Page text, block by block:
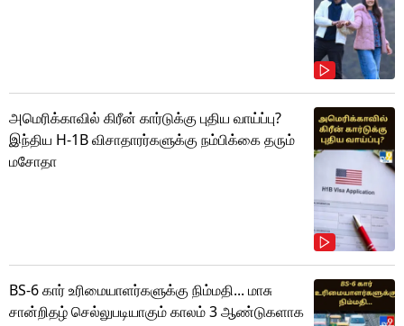
அமெரிக்காவில் கிரீன் கார்டுக்கு புதிய வாய்ப்பு?
இந்திய H-1B விசாதாரர்களுக்கு நம்பிக்கை தரும்
மசோதா
BS-6 கார் உரிமையாளர்களுக்கு நிம்மதி... மாசு
சான்றிதழ் செல்லுபடியாகும் காலம் 3 ஆண்டுகளாக